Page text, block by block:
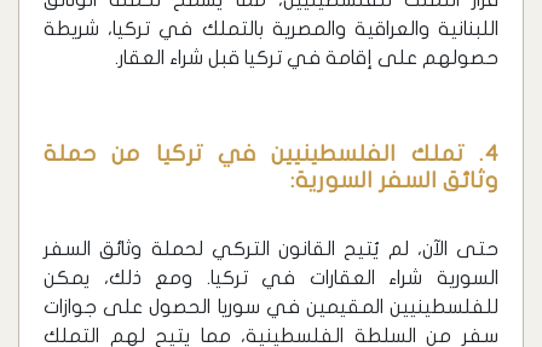
اللبنانية والعراقية والمصرية بالتملك في تركيا، شريطة
حصولهم على إقامة في تركيا قبل شراء العقار.
4. تملك الفلسطينيين في تركيا من حملة
وثائق السفر السورية:
حتى الآن، لم يُتيح القانون التركي لحملة وثائق السفر
السورية شراء العقارات في تركيا. ومع ذلك، يمكن
للفلسطينيين المقيمين في سوريا الحصول على جوازات
سفر من السلطة الفلسطينية، مما يتيح لهم التملك